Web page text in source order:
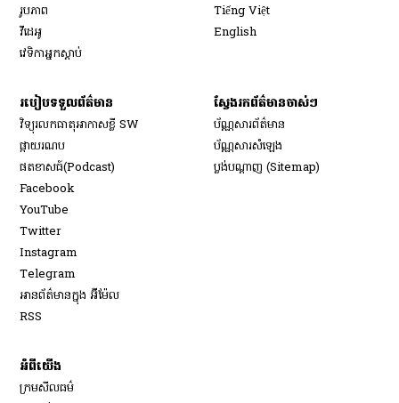
រូបភាព
វីដេអូ
វេទិកា​អ្នក​ស្ដាប់
Tiếng Việt
English
របៀប​ទទួល​ព័ត៌មាន​
វិទ្យុ​រលក​ធាតុអាកាស​ខ្លី SW
​ផ្កាយ​រណប
​ផតខាសធ៍(Podcast)
Facebook
YouTube
Twitter
Instagram
Telegram
អានព័ត៌មានក្នុង អ៊ីម៉ែល
RSS
ស្វែងរកព័ត៌មានចាស់ៗ
ប័ណ្ណសារ​ព័ត៌មាន​
ប័ណ្ណសារ​សំឡេង
ប្លង់បណ្តាញ (Sitemap)
អំពីយើង
ក្រមសីលធម៌